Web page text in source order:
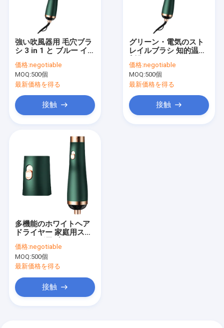
強い吹風器用 毛穴ブラ
シ 3 in 1 と ブルー イオ
価格:negotiable
MOQ:500個
最新価格を得る
接触
グリーン・電気のスト
レイルブラシ 知的温度
価格:negotiable
MOQ:500個
最新価格を得る
接触
多機能のホワイトヘア
ドライヤー 家庭用スタ
レイター
価格:negotiable
MOQ:500個
最新価格を得る
接触